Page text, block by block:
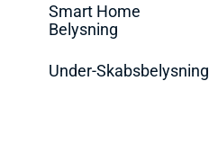
Smart Home
Belysning
Under-Skabsbelysning